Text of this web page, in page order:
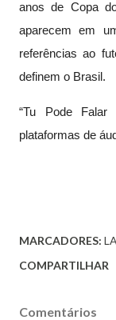
anos de Copa
aparecem em
referências ao
definem o Brasil.
“Tu Pode Falar
plataformas de
MARCADORES:
COMPARTILHAR
Comentários